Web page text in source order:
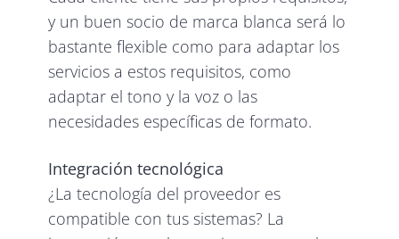
y un buen socio de marca blanca será lo
bastante flexible como para adaptar los
servicios a estos requisitos, como
adaptar el tono y la voz o las
necesidades específicas de formato.
Integración tecnológica
¿La tecnología del proveedor es
compatible con tus sistemas? La